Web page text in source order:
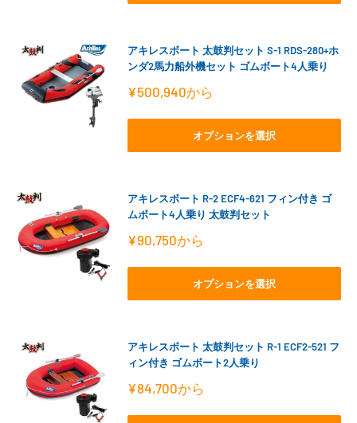
アキレスボート 太鼓判セット S-1 RDS-280+ホ
ンダ2馬力船外機セット ゴムボート4人乗り
販
価
¥500,940から
オプションを選択
アキレスボート R-2 ECF4-621 フィン付き ゴ
ムボート4人乗り 太鼓判セット
販
価
¥90,750から
オプションを選択
アキレスボート 太鼓判セット R-1 ECF2-521 フ
ィン付き ゴムボート2人乗り
販
価
¥84,700から